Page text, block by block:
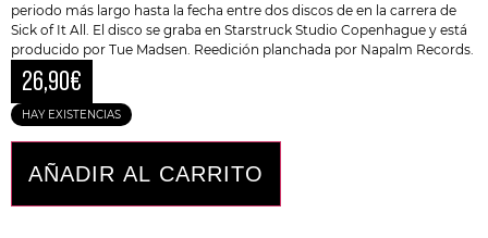
periodo más largo hasta la fecha entre dos discos de en la carrera de
Sick of It All
. El disco se graba en Starstruck Studio Copenhague y está
producido por Tue Madsen. Reedición planchada por Napalm Records.
26,90€
HAY EXISTENCIAS
AÑADIR AL CARRITO